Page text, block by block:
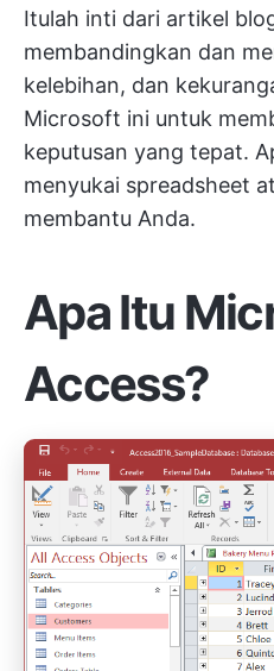
Itulah inti dari artikel
membandingkan dan
kelebihan, dan
Microsoft ini untuk
keputusan yang tepat.
menyukai spreadsheet
membantu Anda.
Apa Itu
Access?